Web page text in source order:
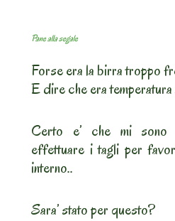
Pane alla segale
Forse era la birra troppo
E dire che era temperatura
Certo e’ che mi sono
effettuare i tagli per
interno..
Sara’ stato per questo?